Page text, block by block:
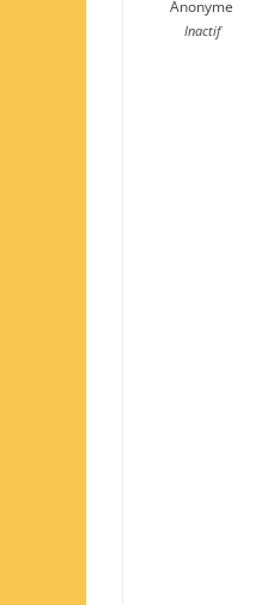
Anonyme
Inactif